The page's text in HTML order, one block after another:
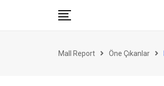
Perakende
Mall Report Öne Çıkanlar